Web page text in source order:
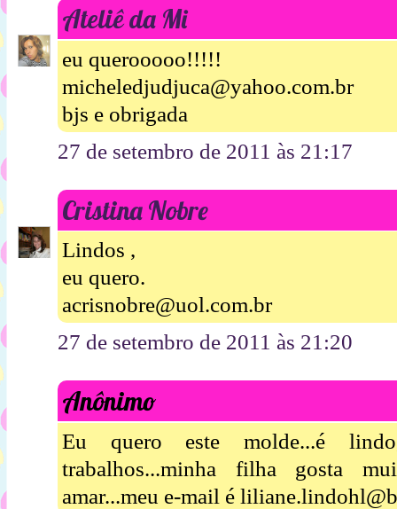
Ateliê da Mi
eu querooooo!!!!!
micheledjudjuca@yahoo.com.br
bjs e obrigada
27 de setembro de 2011 às 21:17
Cristina Nobre
Lindos ,
eu quero.
acrisnobre@uol.com.br
27 de setembro de 2011 às 21:20
Anônimo
Eu quero este molde...é
trabalhos...minha filha gosta
amar...meu e-mail é